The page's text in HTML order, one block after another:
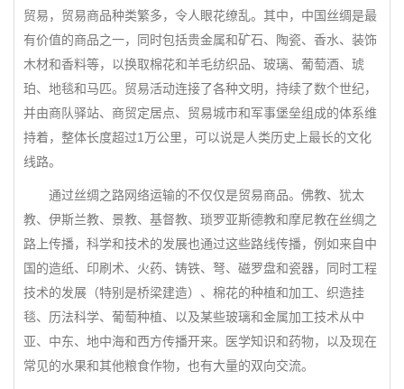
贸易，贸易商品种类繁多，令人眼花缭乱。其中，中国丝绸是最
有价值的商品之一，同时包括贵金属和矿石、陶瓷、香水、装饰
木材和香料等，以换取棉花和羊毛纺织品、玻璃、葡萄酒、琥
珀、地毯和马匹。贸易活动连接了各种文明，持续了数个世纪，
并由商队驿站、商贸定居点、贸易城市和军事堡垒组成的体系维
持着，整体长度超过1万公里，可以说是人类历史上最长的文化
线路。
通过丝绸之路网络运输的不仅仅是贸易商品。佛教、犹太
教、伊斯兰教、景教、基督教、琐罗亚斯德教和摩尼教在丝绸之
路上传播，科学和技术的发展也通过这些路线传播，例如来自中
国的造纸、印刷术、火药、铸铁、弩、磁罗盘和瓷器，同时工程
技术的发展（特别是桥梁建造）、棉花的种植和加工、织造挂
毯、历法科学、葡萄种植、以及某些玻璃和金属加工技术从中
亚、中东、地中海和西方传播开来。医学知识和药物，以及现在
常见的水果和其他粮食作物，也有大量的双向交流。